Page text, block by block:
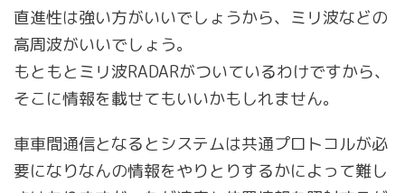
直進性は強い方がいいでしょうから、ミリ波などの
高周波がいいでしょう。
もともとミリ波RADARがついているわけですから、
そこに情報を載せてもいいかもしれません。
車車間通信となるとシステムは共通プロトコルが必
要になりなんの情報をやりとりするかによって難し